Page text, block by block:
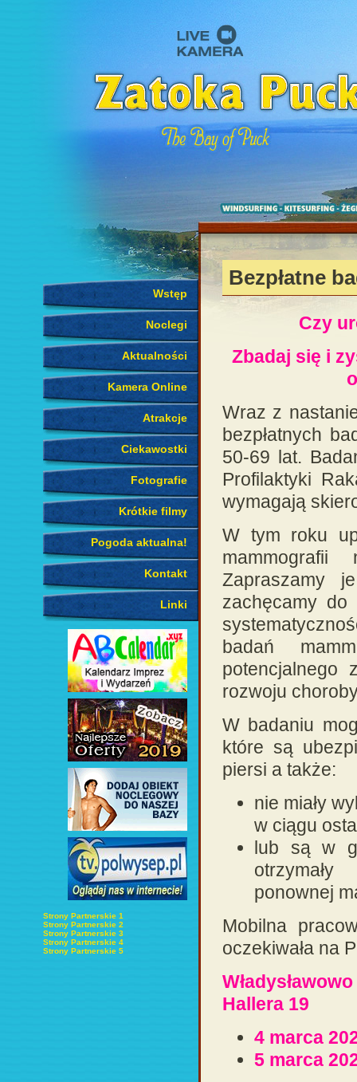
Wstęp
Noclegi
Aktualności
Kamera Online
Atrakcje
Ciekawostki
Fotografie
Krótkie filmy
Pogoda aktualna!
Kontakt
Linki
Strony Partnerskie 1
Strony Partnerskie 2
Strony Partnerskie 3
Strony Partnerskie 4
Strony Partnerskie 5
Bezpłatne
Czy
Zbadaj się i
Wraz z
bezpłatnych
50-69 lat.
Profilaktyki
wymagają
W tym roku
Zapraszamy
zachęcamy do
badań
potencjalnego
rozwoju
W badaniu
które są
piersi a także:
nie miały
w ciągu
lub są w
ponownej
Mobilna
oczekiwała na
Hallera 19
4 marca
5 marca